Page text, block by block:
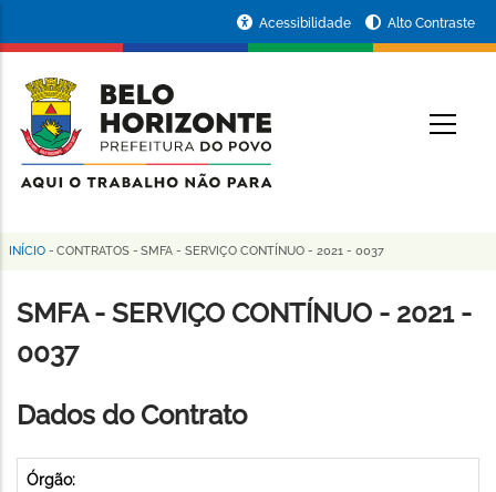
conteúdo
principal
da
Prefeitura
de
Horizonte
Acessibilidade Alto Contraste
Trilha
de
navegação
INÍCIO - CONTRATOS - SMFA - SERVIÇO CONTÍNUO - 2021 - 0037
SMFA - SERVIÇO CONTÍNUO - 2021 -
0037
Dados do Contrato
Órgão: